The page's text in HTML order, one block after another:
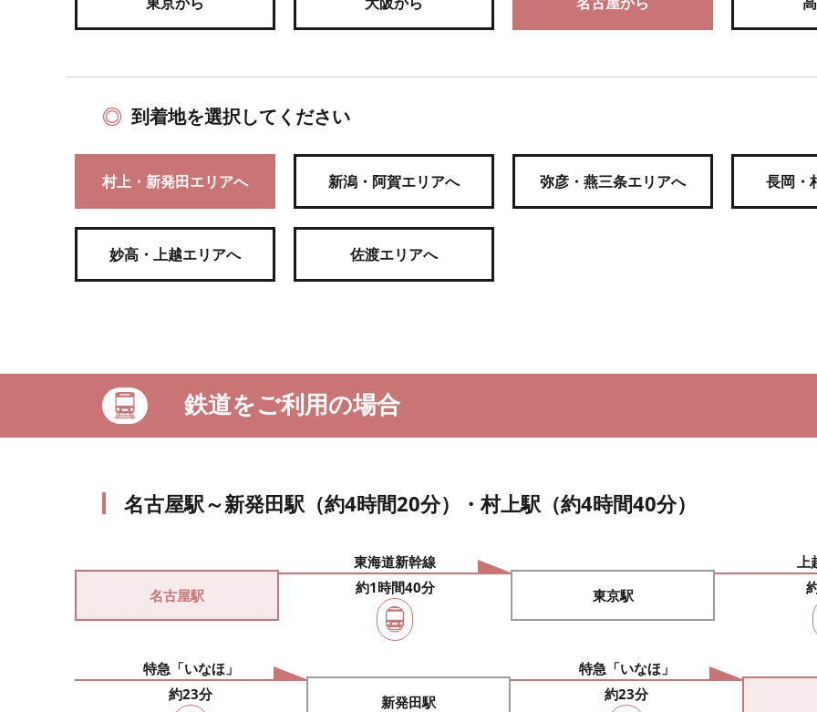
到着地を選択してください
村上・新発田エリアへ 新潟・阿賀エリアへ 弥彦・燕三条エリアへ 長岡・
妙高・上越エリアへ 佐渡エリアへ
鉄道をご利用の場合
名古屋駅～新発田駅（約4時間20分）・村上駅（約4時間40分）
名古屋駅
東海道新幹線
約1時間40分
東京駅
上
特急「いなほ」
約23分
新発田駅
特急「いなほ」
約23分